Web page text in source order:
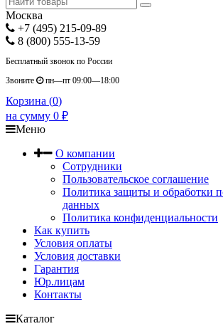
Москва
+7 (495) 215-09-89
8 (800) 555-13-59
Бесплатный звонок по России
Звоните
пн—пт 09:00—18:00
Корзина (0)
на сумму 0 ₽
Меню
О компании
Сотрудники
Пользовательское соглашение
Политика защиты и обработки
данных
Политика конфиденциальности
Как купить
Условия оплаты
Условия доставки
Гарантия
Юр.лицам
Контакты
Каталог